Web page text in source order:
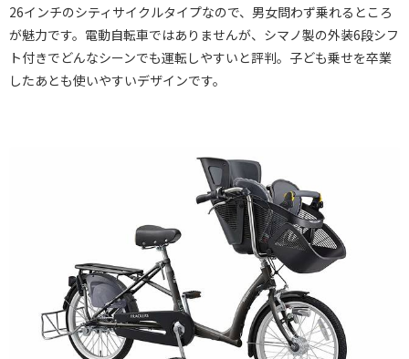
26インチのシティサイクルタイプなので、男女問わず乗れるところ
が魅力です。電動自転車ではありませんが、シマノ製の外装6段シフ
ト付きでどんなシーンでも運転しやすいと評判。子ども乗せを卒業
したあとも使いやすいデザインです。